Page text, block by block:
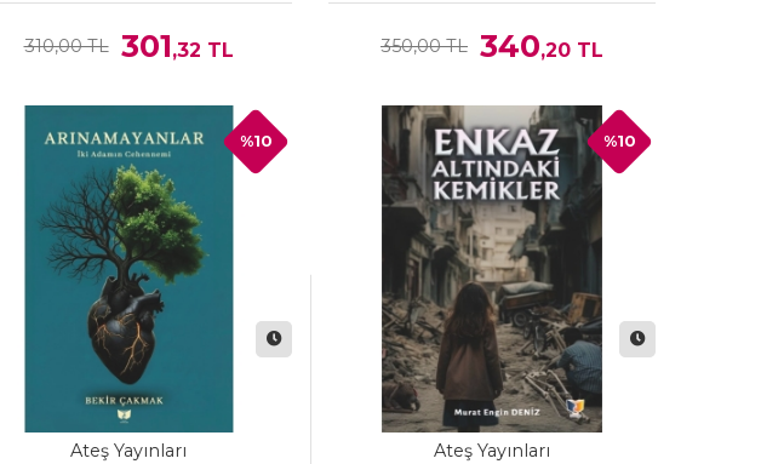
310,00 TL 301,32 TL 350,00 TL 340,20 TL
Ateş Yayınları
%10
Ateş Yayınları
%10